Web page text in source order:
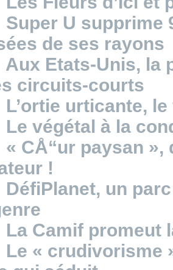
Super U supprime
de ses rayons
Aux Etats-Unis, la
circuits-courts
L’ortie urticante,
Le végétal à la
« CÅ“ur paysan
!
DéfiPlanet, un
La Camif promeut
Le « crudivorisme